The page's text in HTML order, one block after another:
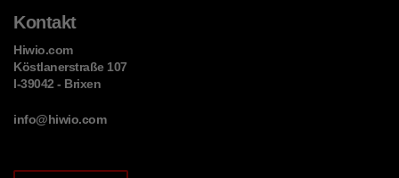
Kontakt
Hiwio.com
Köstlanerstraße 107
I-39042 - Brixen
info@hiwio.com